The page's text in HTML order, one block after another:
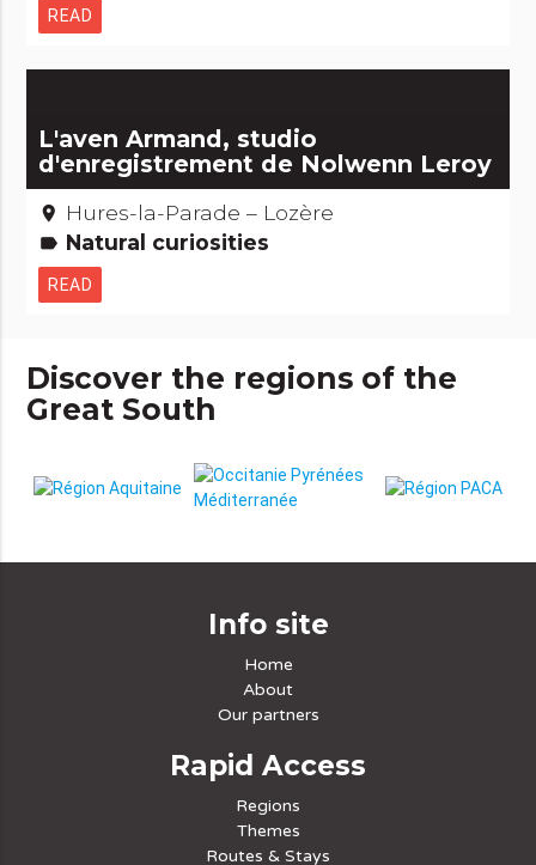
READ
L'aven Armand, studio
d'enregistrement de Nolwenn Leroy
place Hures-la-Parade – Lozère
label Natural curiosities
READ
Discover the regions of the
Great South
Info site
Home
About
Our partners
Rapid Access
Regions
Themes
Routes & Stays